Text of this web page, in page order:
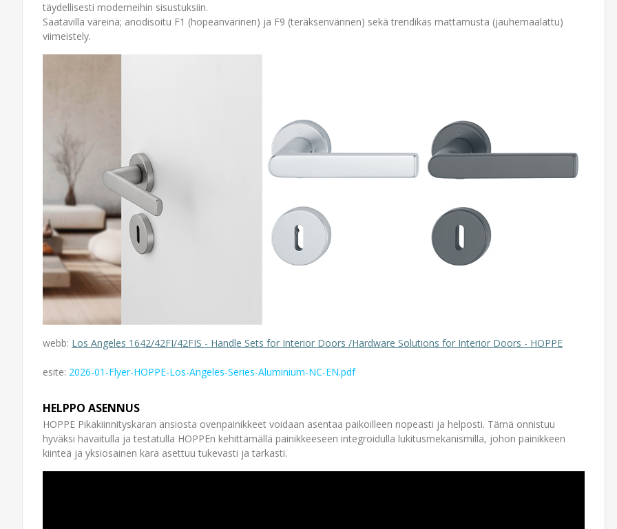
täydellisesti moderneihin sisustuksiin.
Saatavilla väreinä; anodisoitu F1 (hopeanvärinen) ja F9 (teräksenvärinen) sekä trendikäs mattamusta (jauhemaalattu)
viimeistely.
webb: Los Angeles 1642/42FI/42FIS - Handle Sets for Interior Doors /Hardware Solutions for Interior Doors - HOPPE
esite: 2026-01-Flyer-HOPPE-Los-Angeles-Series-Aluminium-NC-EN.pdf
HELPPO ASENNUS
HOPPE Pikakiinnityskaran ansiosta ovenpainikkeet voidaan asentaa paikoilleen nopeasti ja helposti. Tämä onnistuu
hyväksi havaitulla ja testatulla HOPPEn kehittämällä painikkeeseen integroidulla lukitusmekanismilla, johon painikkeen
kiinteä ja yksiosainen kara asettuu tukevasti ja tarkasti.